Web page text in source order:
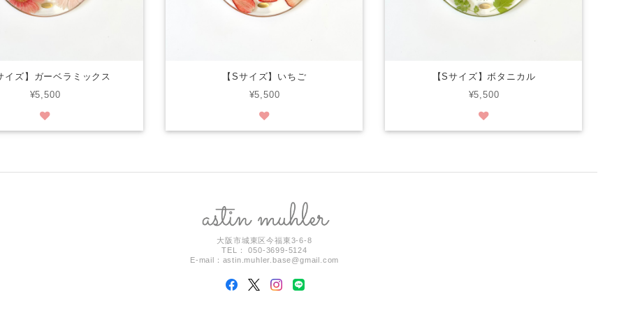
イズ】ガーベラミックス
¥5,500
【Sサイズ】いちご
¥5,500
【Sサイズ】ボタニカル
¥5,500
大阪市城東区今福東3-6-8
TEL： 050-3699-5124
E-mail： astin.muhler.base@gmail.com